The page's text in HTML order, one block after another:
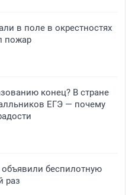
в поле в окрестностях
пожар
конец? В стране
ЕГЭ — почему
беспилотную
раз